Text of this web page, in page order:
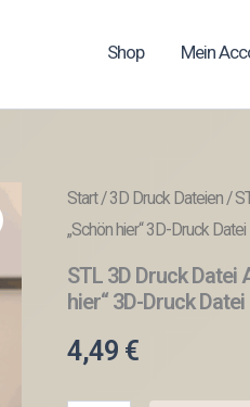
Shop Mein
Start/3D Druck Dateien/
„Schön hier“ 3D-Druck Datei
STL 3D Druck
hier“ 3D-Druck Datei
4,49 €